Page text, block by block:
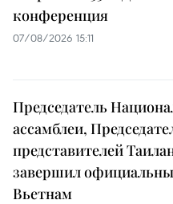
конференция
07/08/2026 15:11
Председатель
ассамблеи,
представителей
завершил
Вьетнам